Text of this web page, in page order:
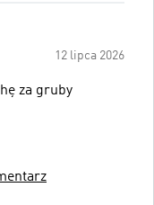
12 lipca 2026
za gruby